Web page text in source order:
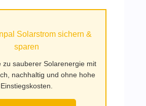
Solarstrom sichern &
sparen
zu sauberer Solarenergie mit
nachhaltig und ohne hohe
Einstiegskosten.